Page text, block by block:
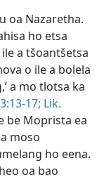
oa Nazaretha.
ho etsa
a tšoantšetsa
o ile a bolela
a mo tlotsa ka
17; Lik.
be Moprista ea
moso
ho eena.
oa bao